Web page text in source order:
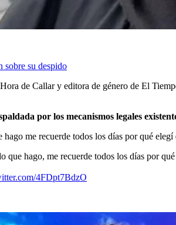
sobre su despido
de Callar y editora de género de El
por los mecanismos legales
me recuerde todos los días por qué
hago, me recuerde todos los días por
4FDpt7BdzO